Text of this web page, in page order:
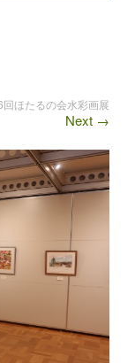
回ほたるの会水彩画展
Next →